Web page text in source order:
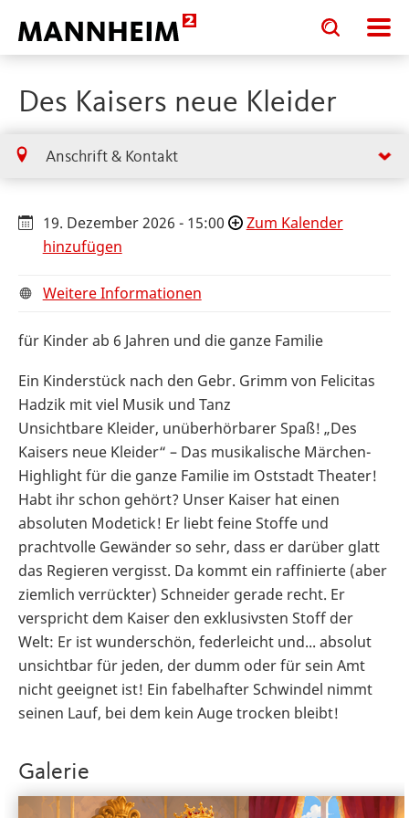
Toggle
search
input
Toggle
search
input
Des Kaisers neue Kleider
Anschrift & Kontakt
19. Dezember 2026 - 15:00
Zum Kalender
hinzufügen
Weitere Informationen
für Kinder ab 6 Jahren und die ganze Familie
Ein Kinderstück nach den Gebr. Grimm von Felicitas
Hadzik mit viel Musik und Tanz
Unsichtbare Kleider, unüberhörbarer Spaß! „Des
Kaisers neue Kleider“ – Das musikalische Märchen-
Highlight für die ganze Familie im Oststadt Theater!
Habt ihr schon gehört? Unser Kaiser hat einen
absoluten Modetick! Er liebt feine Stoffe und
prachtvolle Gewänder so sehr, dass er darüber glatt
das Regieren vergisst. Da kommt ein raffinierte (aber
ziemlich verrückter) Schneider gerade recht. Er
verspricht dem Kaiser den exklusivsten Stoff der
Welt: Er ist wunderschön, federleicht und... absolut
unsichtbar für jeden, der dumm oder für sein Amt
nicht geeignet ist! Ein fabelhafter Schwindel nimmt
seinen Lauf, bei dem kein Auge trocken bleibt!
Galerie